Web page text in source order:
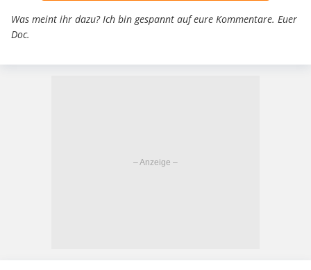
Was meint ihr dazu? Ich bin gespannt auf eure Kommentare. Euer
Doc.